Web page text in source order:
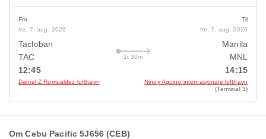
Fra
fre. 7. aug. 2026
Tacloban
TAC
12:45
Daniel Z Romualdez lufthavn
1t 30m
Til
fre. 7. aug. 2026
Manila
MNL
14:15
Ninoy Aquino internasjonale lufthavn
(Terminal 3)
Om Cebu Pacific 5J656 (CEB)